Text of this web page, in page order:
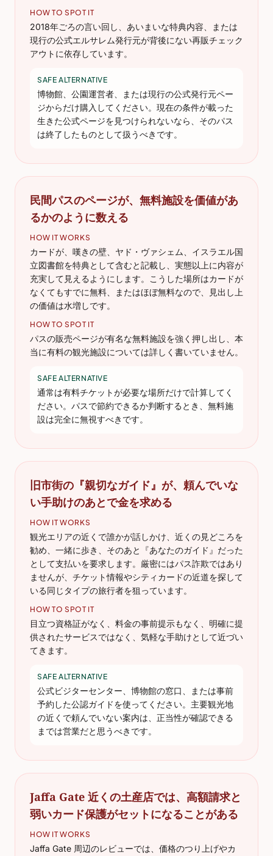
HOW TO SPOT IT
2018年ごろの言い回し、あいまいな特典内容、または
現行の公式エルサレム発行元が背後にない再販チェック
アウトに依存しています。
SAFE ALTERNATIVE
博物館、公園運営者、または現行の公式発行元ペー
ジからだけ購入してください。現在の条件が載った
生きた公式ページを見つけられないなら、そのパス
は終了したものとして扱うべきです。
民間パスのページが、無料施設を価値があ
るかのように数える
HOW IT WORKS
カードが、嘆きの壁、ヤド・ヴァシェム、イスラエル国
立図書館を特典として含むと記載し、実態以上に内容が
充実して見えるようにします。こうした場所はカードが
なくてもすでに無料、またはほぼ無料なので、見出し上
の価値は水増しです。
HOW TO SPOT IT
パスの販売ページが有名な無料施設を強く押し出し、本
当に有料の観光施設については詳しく書いていません。
SAFE ALTERNATIVE
通常は有料チケットが必要な場所だけで計算してく
ださい。パスで節約できるか判断するとき、無料施
設は完全に無視すべきです。
旧市街の『親切なガイド』が、頼んでいな
い手助けのあとで金を求める
HOW IT WORKS
観光エリアの近くで誰かが話しかけ、近くの見どころを
勧め、一緒に歩き、そのあと『あなたのガイド』だった
として支払いを要求します。厳密にはパス詐欺ではあり
ませんが、チケット情報やシティカードの近道を探して
いる同じタイプの旅行者を狙っています。
HOW TO SPOT IT
目立つ資格証がなく、料金の事前提示もなく、明確に提
供されたサービスではなく、気軽な手助けとして近づい
てきます。
SAFE ALTERNATIVE
公式ビジターセンター、博物館の窓口、または事前
予約した公認ガイドを使ってください。主要観光地
の近くで頼んでいない案内は、正当性が確認できる
までは営業だと思うべきです。
Jaffa Gate 近くの土産店では、高額請求と
弱いカード保護がセットになることがある
HOW IT WORKS
Jaffa Gate 周辺のレビューでは、価格のつり上げやカ